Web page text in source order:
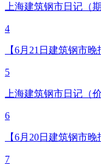
上海建筑钢市日记（
4
【6月21日建筑钢市
5
上海建筑钢市日记（
6
【6月20日建筑钢市
7